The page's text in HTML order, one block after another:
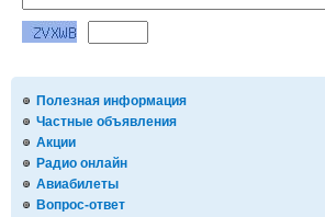
Полезная информация
Частные объявления
Акции
Радио онлайн
Авиабилеты
Вопрос-ответ